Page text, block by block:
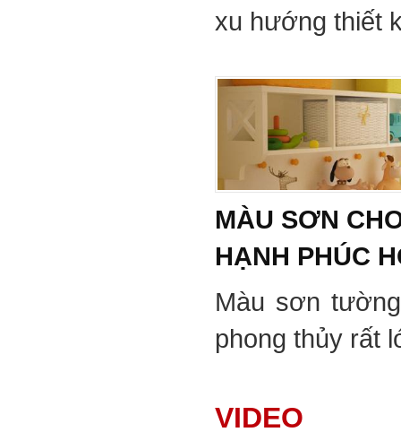
xu hướng thiết
MÀU SƠN
HẠNH PHÚC
Màu sơn
phong thủy rất
VIDEO